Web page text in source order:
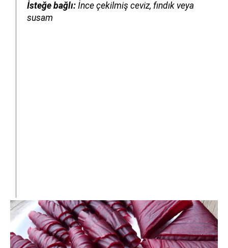
İsteğe bağlı: İnce çekilmiş ceviz, fındık veya
susam